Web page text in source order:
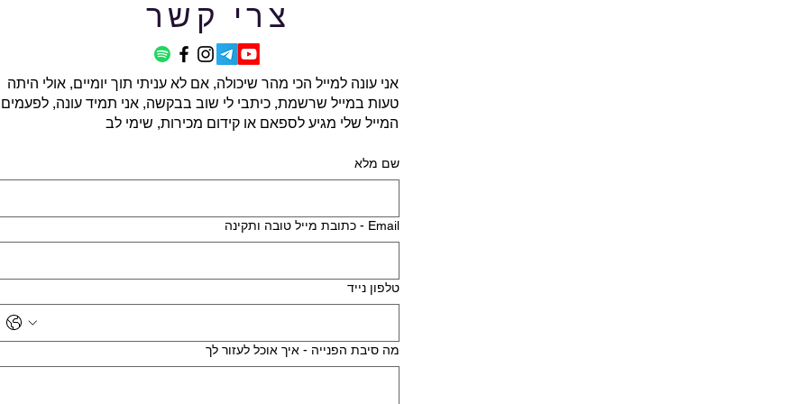
צרי קשר
אני עונה למייל הכי מהר שיכולה, אם לא עניתי תוך יומיים, אולי היתה
טעות במייל שרשמת, כיתבי לי שוב בבקשה, אני תמיד עונה, לפעמים
המייל שלי מגיע לספאם או קידום מכירות, שימי לב
שם מלא
Email - כתובת מייל טובה ותקינה
טלפון נייד
מה סיבת הפנייה - איך אוכל לעזור לך